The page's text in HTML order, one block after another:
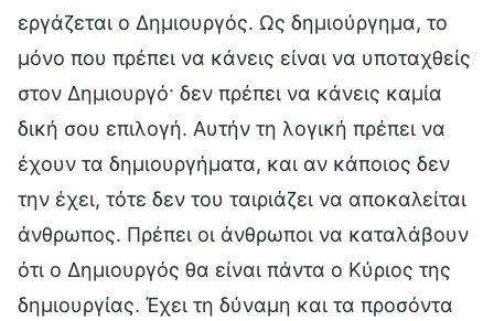
εργάζεται ο Δημιουργός. Ως δημιούργημα, το
μόνο που πρέπει να κάνεις είναι να υποταχθείς
στον Δημιουργό· δεν πρέπει να κάνεις καμία
δική σου επιλογή. Αυτήν τη λογική πρέπει να
έχουν τα δημιουργήματα, και αν κάποιος δεν
την έχει, τότε δεν του ταιριάζει να αποκαλείται
άνθρωπος. Πρέπει οι άνθρωποι να καταλάβουν
ότι ο Δημιουργός θα είναι πάντα ο Κύριος της
δημιουργίας. Έχει τη δύναμη και τα προσόντα